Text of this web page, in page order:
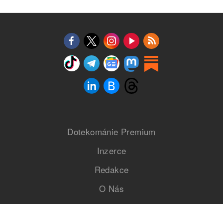
Dotekománie Premium
Inzerce
Redakce
O Nás